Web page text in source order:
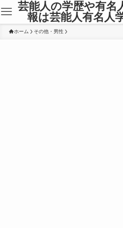
芸能人の学歴や有名
報は芸能人有名人
ホーム その他・男性